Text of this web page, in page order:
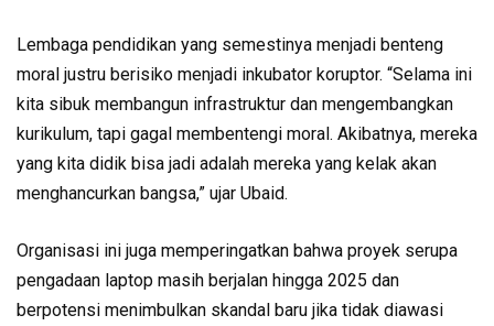
Lembaga pendidikan yang semestinya menjadi benteng
moral justru berisiko menjadi inkubator koruptor. “Selama ini
kita sibuk membangun infrastruktur dan mengembangkan
kurikulum, tapi gagal membentengi moral. Akibatnya, mereka
yang kita didik bisa jadi adalah mereka yang kelak akan
menghancurkan bangsa,” ujar Ubaid.
Organisasi ini juga memperingatkan bahwa proyek serupa
pengadaan laptop masih berjalan hingga 2025 dan
berpotensi menimbulkan skandal baru jika tidak diawasi